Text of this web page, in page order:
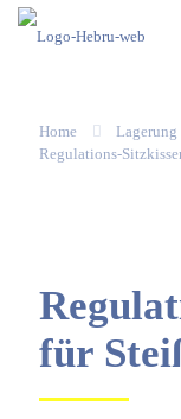
Home Lagerung
Regulations-
für